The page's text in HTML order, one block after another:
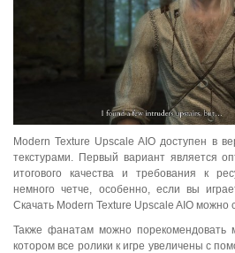
Modern Texture Upscale AIO доступен в
текстурами. Первый вариант является
итогового качества и требования к
немного четче, особенно, если вы
Скачать Modern Texture Upscale AIO можно
Также фанатам можно порекомендовать
котором все ролики к игре увеличены с